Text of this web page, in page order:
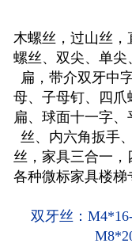
木螺丝，过山丝
螺丝、双尖、单
扁，带介双牙中
母、子母钉、四
扁、球面十一字
丝、内六角扳手
丝，家具三合一
各种微标家具楼梯
双牙丝：